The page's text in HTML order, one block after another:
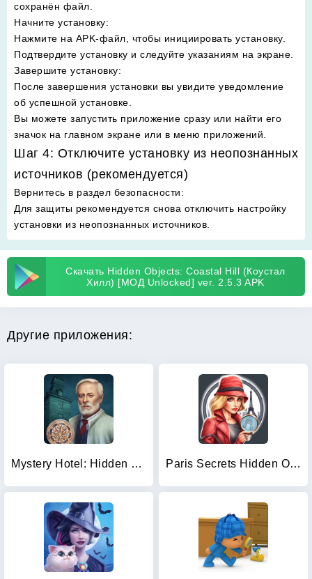
сохранён файл.
Начните установку:
Нажмите на APK-файл, чтобы инициировать установку.
Подтвердите установку и следуйте указаниям на экране.
Завершите установку:
После завершения установки вы увидите уведомление
об успешной установке.
Вы можете запустить приложение сразу или найти его
значок на главном экране или в меню приложений.
Шаг 4: Отключите установку из неопознанных
источников (рекомендуется)
Вернитесь в раздел безопасности:
Для защиты рекомендуется снова отключить настройку
установки из неопознанных источников.
Скачать Hidden Objects: Coastal Hill (Коустал
Хилл) [МОД Unlocked] ver. 2.5.3 APK
Другие приложения:
Mystery Hotel: Hidden Objects Paris Secrets Hidden Objects